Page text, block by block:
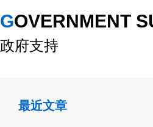
GOVERNMENT
政府支持
最近文章